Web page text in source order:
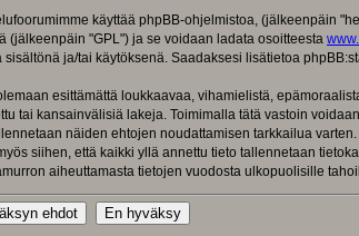
käyttää phpBB-ohjelmistoa, (jälkeenpäin
(jälkeenpäin "GPL") ja se voidaan ladata osoitteesta
sisältönä ja/tai käytöksenä. Saadaksesi lisätietoa
esittämättä loukkaavaa, vihamielistä,
tai kansainvälisiä lakeja. Toimimalla tätä vastoin
näiden ehtojen noudattamisen tarkkailua
siihen, että kaikki yllä annettu tieto tallennetaan
aiheuttamasta tietojen vuodosta ulkopuolisille